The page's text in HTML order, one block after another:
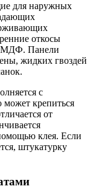
для наружных
откосы
МДФ. Панели
жидких гвоздей
с
может крепиться
от
клея. Если
штукатурку